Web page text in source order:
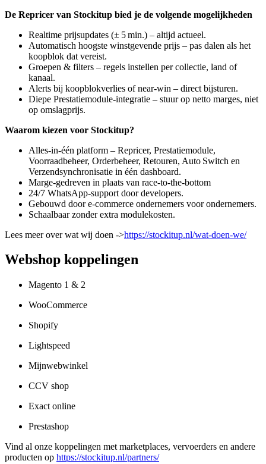
De Repricer van Stockitup bied je de volgende mogelijkheden
Realtime prijsupdates (± 5 min.) – altijd actueel.
Automatisch hoogste winstgevende prijs – pas dalen als het
koopblok dat vereist.
Groepen & filters – regels instellen per collectie, land of
kanaal.
Alerts bij koopblok­verlies of near‑win – direct bijsturen.
Diepe Prestatiemodule‑integratie – stuur op netto marges, niet
op omslagprijs.
Waarom kiezen voor Stockitup?
Alles‑in‑één platform – Repricer, Prestatiemodule,
Voorraadbeheer, Orderbeheer, Retouren, Auto Switch en
Verzendsynchronisatie in één dashboard.
Marge‑gedreven in plaats van race‑to‑the‑bottom
24/7 WhatsApp‑support door developers.
Gebouwd door e‑commerce ondernemers voor ondernemers.
Schaalbaar zonder extra modulekosten.
Lees meer over wat wij doen ->https://stockitup.nl/wat-doen-we/
Webshop koppelingen
Magento 1 & 2
WooCommerce
Shopify
Lightspeed
Mijnwebwinkel
CCV shop
Exact online
Prestashop
Vind al onze koppelingen met marketplaces, vervoerders en andere
producten op https://stockitup.nl/partners/